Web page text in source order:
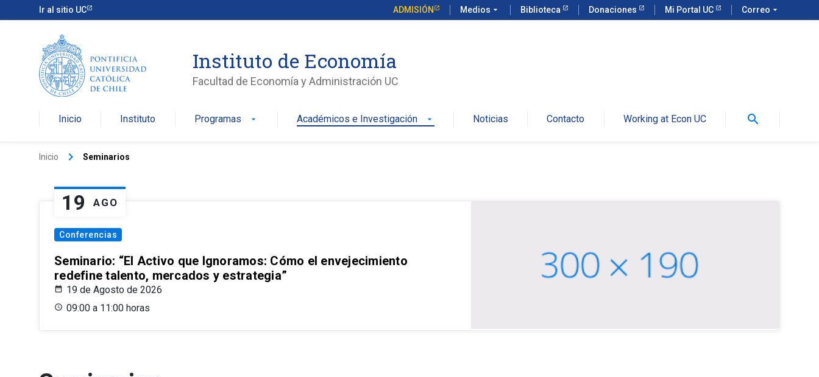
Ir al sitio UC ADMISIÓN Medios arrow_drop_down Biblioteca Donaciones Mi Portal UC Correo arrow_drop_down
Instituto de Economía
Facultad de Economía y Administración UC
Inicio Instituto Programas arrow_drop_down Académicos e Investigación arrow_drop_down Noticias Contacto Working at Econ UC search
Inicio keyboard_arrow_right Seminarios
19 AGO
Conferencias
Seminario: “El Activo que Ignoramos: Cómo el envejecimiento
redefine talento, mercados y estrategia”
19 de Agosto de 2026
09:00 a 11:00 horas